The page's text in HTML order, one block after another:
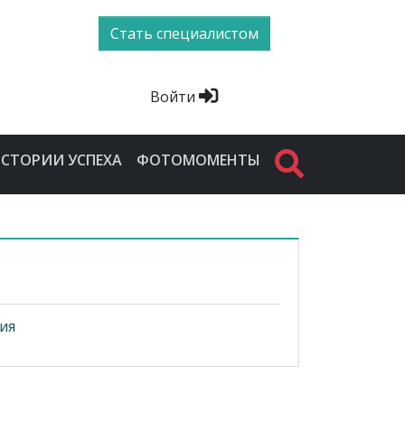
Стать специалистом
Войти
УСПЕХА ФОТОМОМЕНТЫ